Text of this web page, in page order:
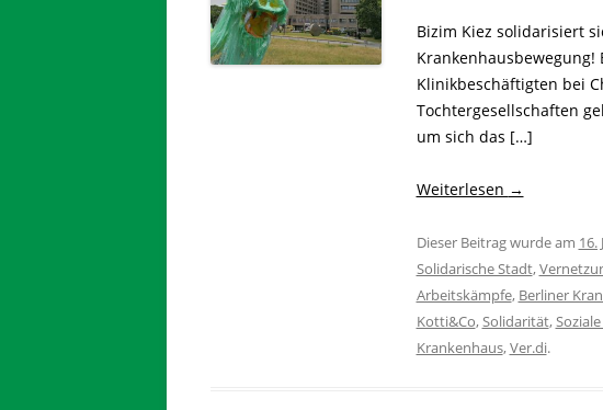
Bizim Kiez solidarisiert
Klinikbeschäftigten bei
Tochtergesellschaften
um sich das […]
Weiterlesen →
Dieser Beitrag wurde am 16.
Solidarische Stadt,
Arbeitskämpfe, Berliner
Kotti&Co,Solidarität,
Krankenhaus,Ver.di.